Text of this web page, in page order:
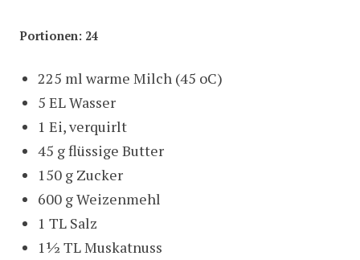
Portionen: 24
225 ml warme Milch (45 oC)
5 EL Wasser
1 Ei, verquirlt
45 g flüssige Butter
150 g Zucker
600 g Weizenmehl
1 TL Salz
1½ TL Muskatnuss